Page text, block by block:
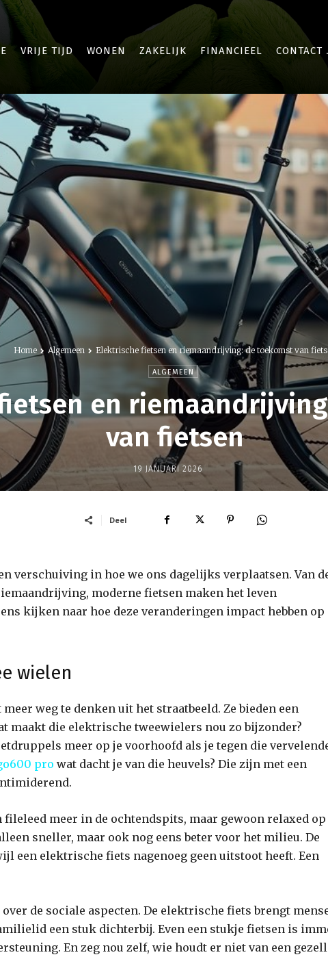
VRIJE TIJD WONEN ZAKELIJK FINANCIEEL CONTACT
Home Algemeen Elektrische fietsen en riemaandrijving: de toekomst van
ALGEMEEN
en
van fietsen
19 JANUARI 2026
Deel
verschuiving in hoe we ons dagelijks verplaatsen. Van
moderne fietsen maken het leven
kijken naar hoe deze veranderingen impact hebben op
wielen
weg te denken uit het straatbeeld. Ze bieden een
maakt die elektrische tweewielers nou zo bijzonder?
meer op je voorhoofd als je tegen die
pro wat dacht je van die heuvels? Die zijn met een
fileleed meer in de ochtendspits, maar gewoon relaxed op
sneller, maar ook nog eens beter voor het milieu. De
een elektrische fiets nagenoeg geen uitstoot heeft. Een
de sociale aspecten. De elektrische fiets brengt
een stuk dichterbij. Even een stukje fietsen is
En zeg nou zelf, wie houdt er niet van een